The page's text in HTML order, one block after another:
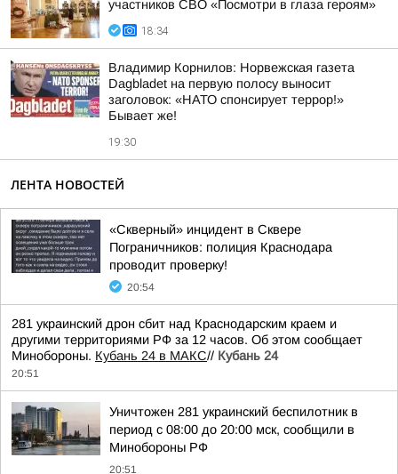
участников СВО «Посмотри в глаза героям»
18:34
Владимир Корнилов: Норвежская газета
Dagbladet на первую полосу выносит
заголовок: «НАТО спонсирует террор!»
Бывает же!
19:30
ЛЕНТА НОВОСТЕЙ
«Скверный» инцидент в Сквере
Пограничников: полиция Краснодара
проводит проверку!
20:54
281 украинский дрон сбит над Краснодарским краем и
другими территориями РФ за 12 часов. Об этом сообщает
Минобороны. Кубань 24 в МАКС// Кубань 24
20:51
Уничтожен 281 украинский беспилотник в
период с 08:00 до 20:00 мск, сообщили в
Минобороны РФ
20:51